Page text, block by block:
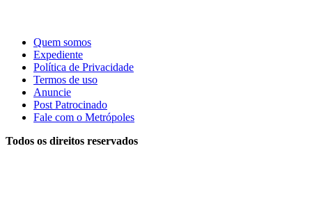
Quem somos
Expediente
Política de Privacidade
Termos de uso
Anuncie
Post Patrocinado
Fale com o Metrópoles
Todos os direitos reservados